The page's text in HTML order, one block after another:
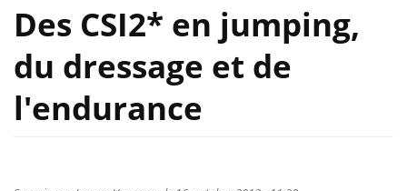
Des CSI2* en jumping,
du dressage et de
l'endurance